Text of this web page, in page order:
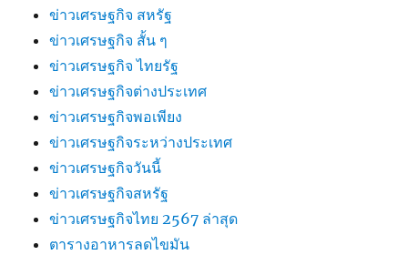
ข่าวเศรษฐกิจ สหรัฐ
ข่าวเศรษฐกิจ สั้น ๆ
ข่าวเศรษฐกิจ ไทยรัฐ
ข่าวเศรษฐกิจต่างประเทศ
ข่าวเศรษฐกิจพอเพียง
ข่าวเศรษฐกิจระหว่างประเทศ
ข่าวเศรษฐกิจวันนี้
ข่าวเศรษฐกิจสหรัฐ
ข่าวเศรษฐกิจไทย 2567 ล่าสุด
ตารางอาหารลดไขมัน